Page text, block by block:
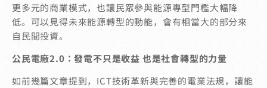
更多元的商業模式，也讓民眾參與能源專型門檻大幅降
低。可以見得未來能源轉型的動能，會有相當大的部分來
自民間投資。
公民電廠2.0：發電不只是收益 也是社會轉型的力量
如前幾篇文章提到，ICT技術革新與完善的電業法規，讓能